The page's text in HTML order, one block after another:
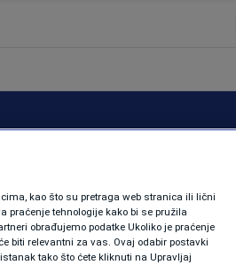
kao što su pretraga web stranica ili lični
praćenje tehnologije kako bi se pružila
obrađujemo podatke Ukoliko je praćenje
biti relevantni za vas. Ovaj odabir postavki
tako što ćete kliknuti na Upravljaj